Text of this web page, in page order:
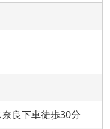
良下車徒歩30分